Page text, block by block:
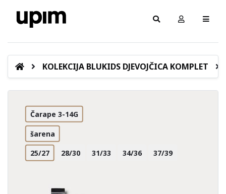
KOLEKCIJA BLUKIDS DJEVOJČICA KOMPLET
Čarape 3-14G
šarena
25/27 28/30 31/33 34/36 37/39